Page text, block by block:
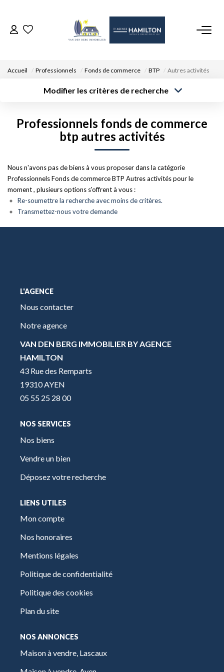
DÉPOSEZ VOTRE RECHERCHE
NOUS REJOINDRE
CONTACT
Accueil Professionnels Fonds de commerce BTP Autres activités
Modifier les critères de recherche
Type de bien
Surface min
Professionnels fonds de commerce
btp autres activités
Nous n'avons pas de biens à vous proposer dans la catégorie
Professionnels Fonds de commerce BTP Autres activités pour le
moment , plusieurs options s'offrent à vous :
Re-soumettre la recherche avec moins de critères.
Transmettez-nous votre demande
L'AGENCE
Nous contacter
Notre agence
VAN DEN BERG IMMOBILIER BY AGENCE
HAMILTON
43 Rue des Remparts
19310 AYEN
05 55 25 28 00
NOS SERVICES
Nos biens
Vendre un bien
Déposez votre recherche
LIENS UTILES
Mon compte
Nos honoraires
Mentions légales
Politique de confidentialité
Politique des cookies
Plan du site
NOS ANNONCES
Maison à vendre, Lascaux